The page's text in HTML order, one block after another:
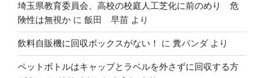
埼玉県教育委員会、高校の校庭人工芝化に前のめり 危
険性は無視か に 飯田 早苗 より
飲料自販機に回収ボックスがない！ に 糞パンダ より
ペットボトルはキャップとラベルを外さずに回収する方